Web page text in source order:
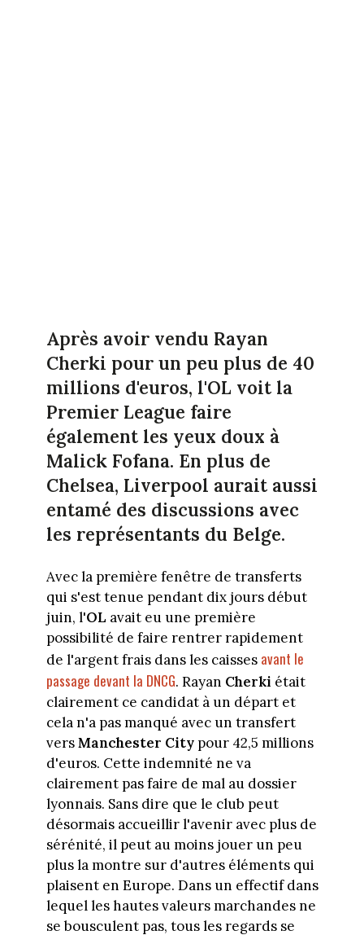
Après avoir vendu Rayan
Cherki pour un peu plus de 40
millions d'euros, l'OL voit la
Premier League faire
également les yeux doux à
Malick Fofana. En plus de
Chelsea, Liverpool aurait aussi
entamé des discussions avec
les représentants du Belge.
Avec la première fenêtre de transferts
qui s'est tenue pendant dix jours début
juin, l'OL avait eu une première
possibilité de faire rentrer rapidement
de l'argent frais dans les caisses avant le
passage devant la DNCG. Rayan Cherki était
clairement ce candidat à un départ et
cela n'a pas manqué avec un transfert
versManchester Citypour 42,5 millions
d'euros. Cette indemnité ne va
clairement pas faire de mal au dossier
lyonnais. Sans dire que le club peut
désormais accueillir l'avenir avec plus de
sérénité, il peut au moins jouer un peu
plus la montre sur d'autres éléments qui
plaisent en Europe. Dans un effectif dans
lequel les hautes valeurs marchandes ne
se bousculent pas, tous les regards se